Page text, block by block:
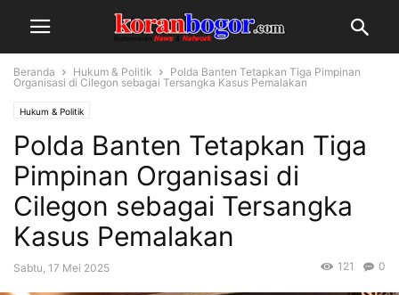
Beranda Hukum & Politik
Polda Banten Tetapkan Tiga Pimpinan
Organisasi di Cilegon sebagai Tersangka Kasus Pemalakan
Hukum & Politik
Polda Banten Tetapkan Tiga
Pimpinan Organisasi di
Cilegon sebagai Tersangka
Kasus Pemalakan
Sabtu, 17 Mei 2025 0
121